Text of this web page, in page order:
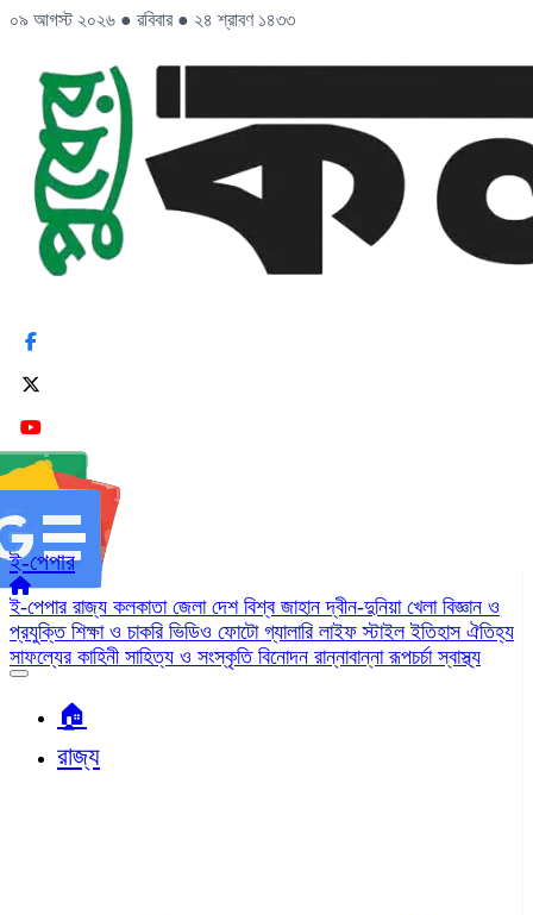
০৯ আগস্ট ২০২৬ ● রবিবার ● ২৪ শ্রাবণ ১৪৩৩
ই-পেপার
ই-পেপার রাজ্য কলকাতা জেলা দেশ বিশ্ব জাহানদ্বীন-দুনিয়া খেলা বিজ্ঞান ও
প্রযুক্তি শিক্ষা ও চাকরি ভিডিও ফোটো গ্যালারি লাইফ স্টাইলইতিহাস ঐতিহ্য
সাফল্যের কাহিনী সাহিত্য ও সংস্কৃতি বিনোদন রান্নাবান্নারূপচর্চাস্বাস্থ্য
🏠︎
রাজ্য